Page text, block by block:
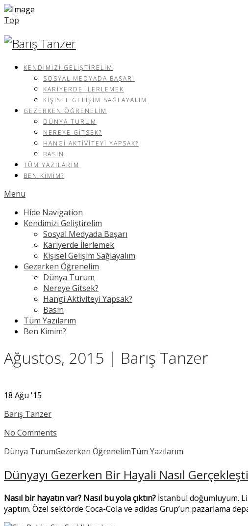
Top
KENDIMIZI GELIŞTIRELIM
SOSYAL MEDYADA BAŞARI
KARIYERDE İLERLEMEK
KIŞISEL GELIŞIM SAĞLAYALIM
GEZERKEN ÖĞRENELIM
DÜNYA TURUM
NEREYE GITSEK?
HANGI AKTIVITEYI YAPSAK?
BASIN
TÜM YAZILARIM
BEN KIMIM?
Menu
Hide Navigation
Kendimizi Geliştirelim
Sosyal Medyada Başarı
Kariyerde İlerlemek
Kişisel Gelişim Sağlayalım
Gezerken Öğrenelim
Dünya Turum
Nereye Gitsek?
Hangi Aktiviteyi Yapsak?
Basın
Tüm Yazılarım
Ben Kimim?
Ağustos, 2015 | Barış Tanzer
18 Ağu '15
Barış Tanzer
No Comments
Dünya TurumGezerken ÖğrenelimTüm Yazılarım
Dünyayı Gezerken Bir Hayali Nasıl
Nasıl bir hayatın var? Nasıl bu yola çıktın? İstanbul doğumluyum.
yaptım. Özel sektörde Coca-Cola ve adidas Grup’un pazarlama